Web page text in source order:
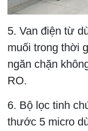
5. Van điện từ
muối trong thời
ngăn chặn
RO.
6. Bộ lọc tinh
thước 5 micro